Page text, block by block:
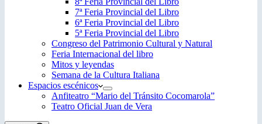
7ª Feria Provincial del Libro
6ª Feria Provincial del Libro
5ª Feria Provincial del Libro
Congreso del Patrimonio Cultural y Natural
Feria Internacional del libro
Mitos y leyendas
Semana de la Cultura Italiana
Espacios escénicos
Anfiteatro “Mario del Tránsito Cocomarola”
Teatro Oficial Juan de Vera